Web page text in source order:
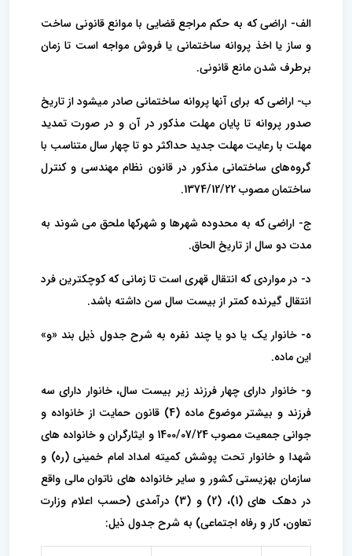
الف- اراضی که به حکم مراجع قضایی با موانع قانونی ساخت
و ساز یا اخذ پروانه ساختمانی یا فروش مواجه است تا زمان
برطرف شدن مانع قانونی.
ب- اراضی که برای آنها پروانه ساختمانی صادر میشود از تاریخ
صدور پروانه تا پایان مهلت مذکور در آن و در صورت تمدید
مهلت با رعایت مهلت جدید حداکثر دو تا چهار سال متناسب با
گروه‌های ساختمانی مذکور در قانون نظام مهندسی و کنترل
ساختمان مصوب 1374/12/22.
ج- اراضی که به محدوده شهرها و شهرکها ملحق می شوند به
مدت دو سال از تاریخ الحاق.
د- در مواردی که انتقال قهری است تا زمانی که کوچکترین فرد
انتقال گیرنده کمتر از بیست سال سن داشته باشد.
ه- خانوار یک یا دو یا چند نفره به شرح جدول ذیل بند «و»
این ماده.
و- خانوار دارای چهار فرزند زیر بیست سال، خانوار دارای سه
فرزند و بیشتر موضوع ماده (4) قانون حمایت از خانواده و
جوانی جمعیت مصوب 1400/07/24 و ایثارگران و خانواده های
شهدا و خانوار تحت پوشش کمیته امداد امام خمینی (ره) و
سازمان بهزیستی کشور و سایر خانواده های ناتوان مالی واقع
در دهک های (1)، (2) و (3) درآمدی (حسب اعلام وزارت
تعاون، کار و رفاه اجتماعی) به شرح جدول ذیل: